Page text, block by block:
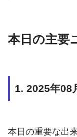
本日の主要
1. 2025年08
本日の重要な出